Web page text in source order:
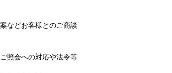
などお客様とのご商談
照会への対応や法令等